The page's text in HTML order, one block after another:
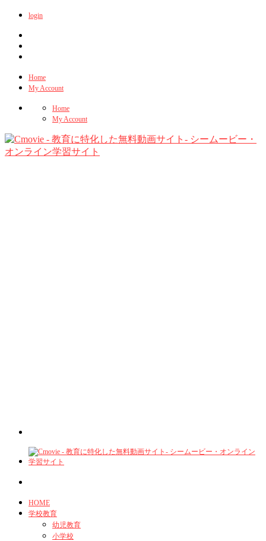
login
Home
My Account
Home
My Account
HOME
学校教育
幼児教育
小学校